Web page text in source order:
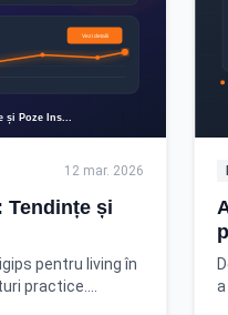
12 mar. 2026
Tendințe și
pentru living în
practice.